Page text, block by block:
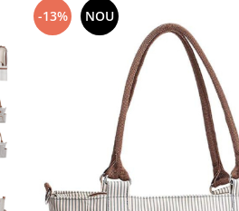
-13% NOU